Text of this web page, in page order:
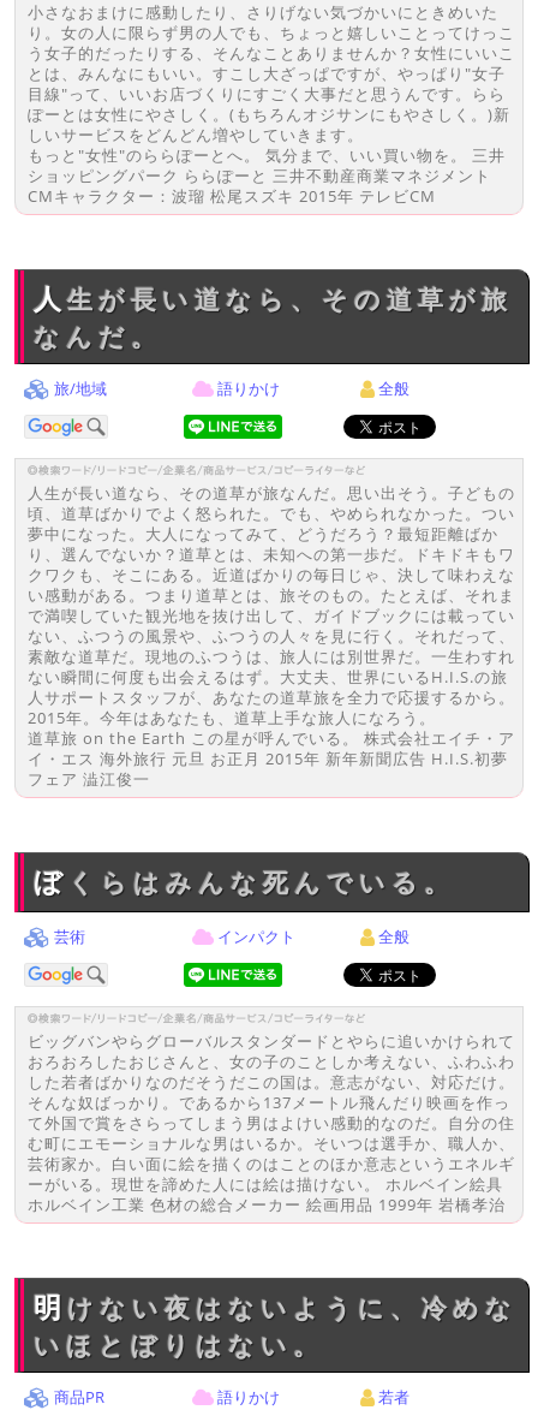
小さなおまけに感動したり、さりげない気づかいにときめいた
り。女の人に限らず男の人でも、ちょっと嬉しいことってけっこ
う女子的だったりする、そんなことありませんか？女性にいいこ
とは、みんなにもいい。すこし大ざっぱですが、やっぱり"女子
目線"って、いいお店づくりにすごく大事だと思うんです。らら
ぽーとは女性にやさしく。(もちろんオジサンにもやさしく。)新
しいサービスをどんどん増やしていきます。
もっと"女性"のららぽーとへ。 気分まで、いい買い物を。 三井
ショッピングパーク ららぽーと 三井不動産商業マネジメント
CMキャラクター：波瑠 松尾スズキ 2015年 テレビCM
人生が長い道なら、その道草が旅
なんだ。
旅/地域 語りかけ 全般
人生が長い道なら、その道草が旅なんだ。思い出そう。子どもの
頃、道草ばかりでよく怒られた。でも、やめられなかった。つい
夢中になった。大人になってみて、どうだろう？最短距離ばか
り、選んでないか？道草とは、未知への第一歩だ。ドキドキもワ
クワクも、そこにある。近道ばかりの毎日じゃ、決して味わえな
い感動がある。つまり道草とは、旅そのもの。たとえば、それま
で満喫していた観光地を抜け出して、ガイドブックには載ってい
ない、ふつうの風景や、ふつうの人々を見に行く。それだって、
素敵な道草だ。現地のふつうは、旅人には別世界だ。一生わすれ
ない瞬間に何度も出会えるはず。大丈夫、世界にいるH.I.S.の旅
人サポートスタッフが、あなたの道草旅を全力で応援するから。
2015年。今年はあなたも、道草上手な旅人になろう。
道草旅 on the Earth この星が呼んでいる。 株式会社エイチ・ア
イ・エス 海外旅行 元旦 お正月 2015年 新年新聞広告 H.I.S.初夢
フェア 澁江俊一
ぼくらはみんな死んでいる。
芸術 インパクト 全般
ビッグバンやらグローバルスタンダードとやらに追いかけられて
おろおろしたおじさんと、女の子のことしか考えない、ふわふわ
した若者ばかりなのだそうだこの国は。意志がない、対応だけ。
そんな奴ばっかり。であるから137メートル飛んだり映画を作っ
て外国で賞をさらってしまう男はよけい感動的なのだ。自分の住
む町にエモーショナルな男はいるか。そいつは選手か、職人か、
芸術家か。白い面に絵を描くのはことのほか意志というエネルギ
ーがいる。現世を諦めた人には絵は描けない。 ホルベイン絵具
ホルベイン工業 色材の総合メーカー 絵画用品 1999年 岩橋孝治
明けない夜はないように、冷めな
いほとぼりはない。
商品PR 語りかけ 若者